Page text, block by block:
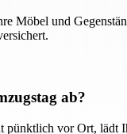
Möbel und
ab?
pünktlich vor Ort, lädt